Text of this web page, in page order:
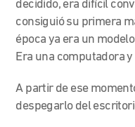
decidido, era difícil
consiguió su primera
época ya era un
Era una computadora y
A partir de ese
despegarlo del